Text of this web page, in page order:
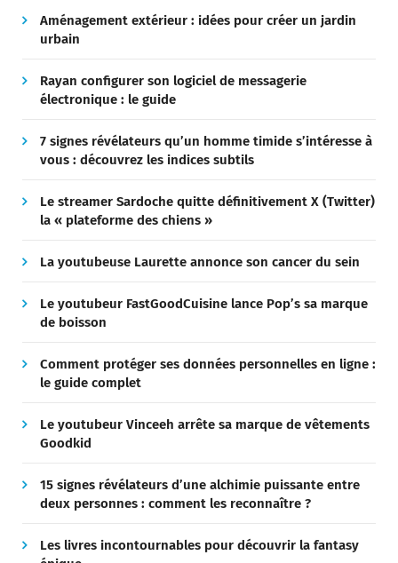
Aménagement extérieur : idées pour créer un jardin
urbain
Rayan configurer son logiciel de messagerie
électronique : le guide
7 signes révélateurs qu’un homme timide s’intéresse à
vous : découvrez les indices subtils
Le streamer Sardoche quitte définitivement X (Twitter)
la « plateforme des chiens »
La youtubeuse Laurette annonce son cancer du sein
Le youtubeur FastGoodCuisine lance Pop’s sa marque
de boisson
Comment protéger ses données personnelles en ligne :
le guide complet
Le youtubeur Vinceeh arrête sa marque de vêtements
Goodkid
15 signes révélateurs d’une alchimie puissante entre
deux personnes : comment les reconnaître ?
Les livres incontournables pour découvrir la fantasy